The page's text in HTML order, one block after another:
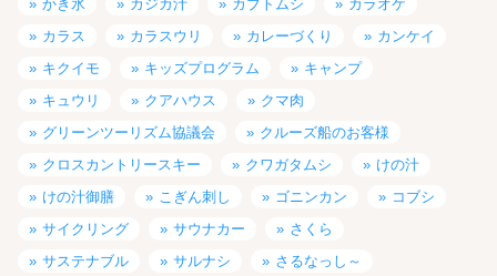
かき氷
カジカ汁 カブトムシ
カラオケ
カラス
カラスウリ カレーづくり
カンケイ
キクイモ
キッズプログラム
キャンプ
キュウリ
クアハウス
クマ肉
グリーンツーリズム協議会
クルーズ船のお客様
クロスカントリースキー
クワガタムシ
けの汁
けの汁御膳
こぎん刺し ゴニンカン
コブシ
サイクリング
サウナカー
さくら
サステナブル
サルナシ
さるなっし～